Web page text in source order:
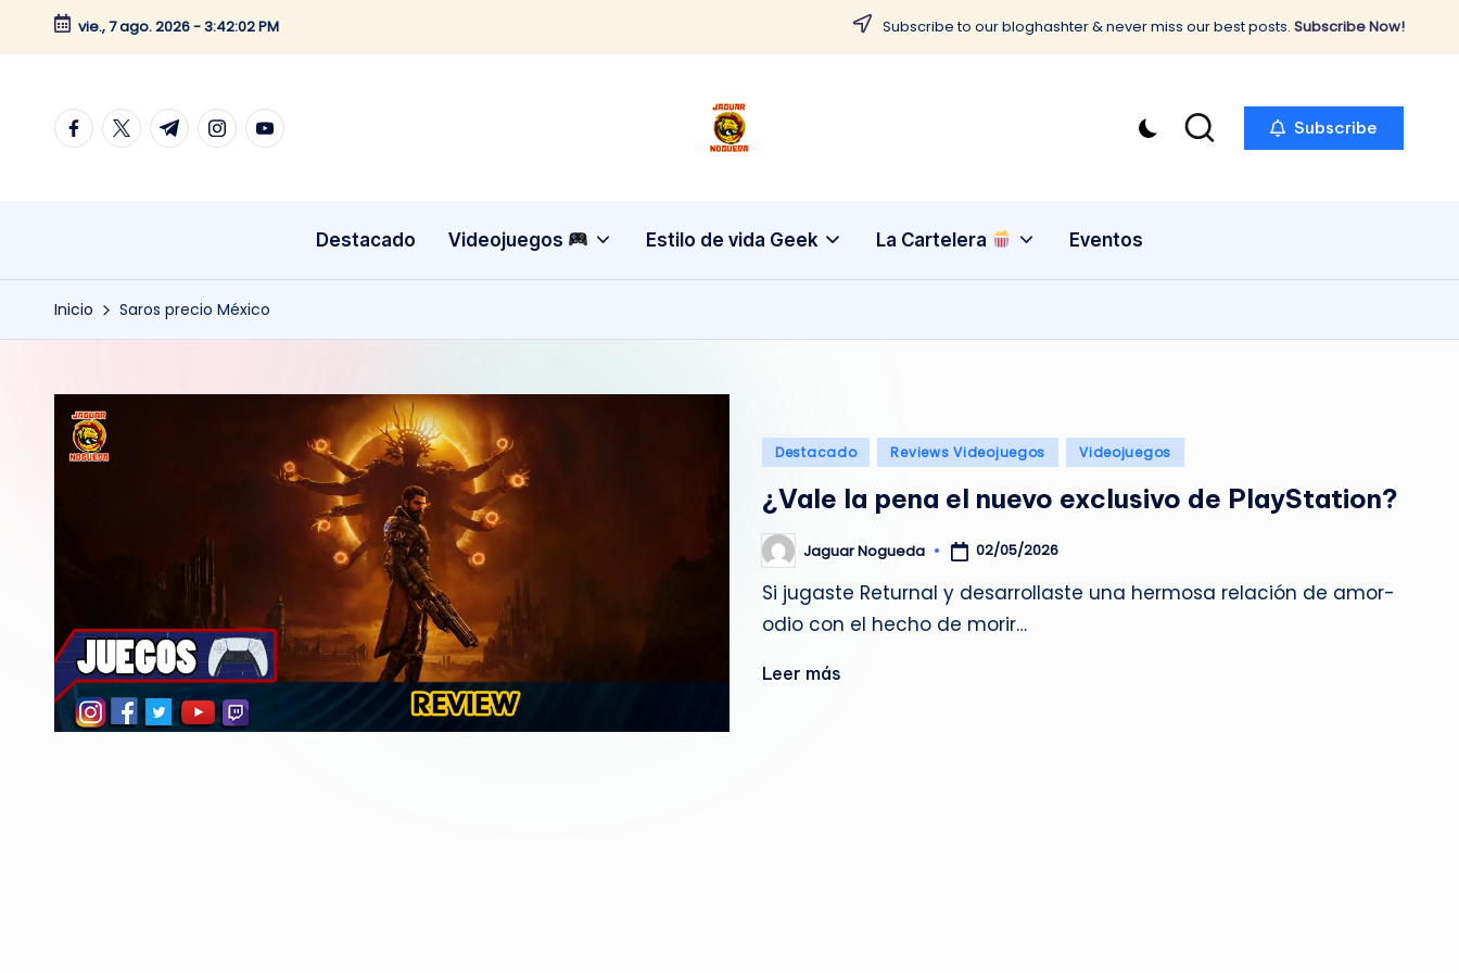
Saltar
contenido
vie., 7 ago. 2026-3:42:02 PM Subscribe to our bloghashter & never miss our best posts. Subscribe Now!
facebook.com
twitter.com
t.me instagram.com
youtube.com
J
g
u
a
CONTENIDO
Subscribe
Destacado Videojuegos Estilo de vida Geek La Cartelera Eventos
Inicio Saros precio México
Publicado
Destacado Reviews Videojuegos Videojuegos
¿Vale la pena el nuevo exclusivo de PlayStation?
Publicado
por
Jaguar Nogueda 02/05/2026
Si jugaste Returnal y desarrollaste una hermosa relación de amor-
odio con el hecho de morir…
Leer más